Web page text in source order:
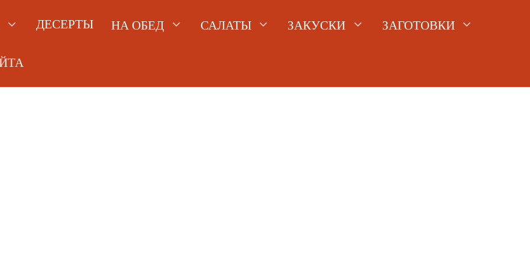
ДЕСЕРТЫ НА ОБЕД САЛАТЫ ЗАКУСКИ ЗАГОТОВКИ